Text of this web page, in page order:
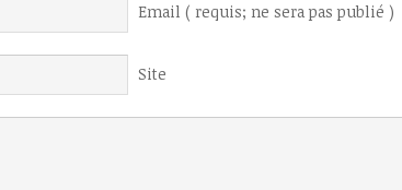
Email ( requis; ne sera pas publié )
Site